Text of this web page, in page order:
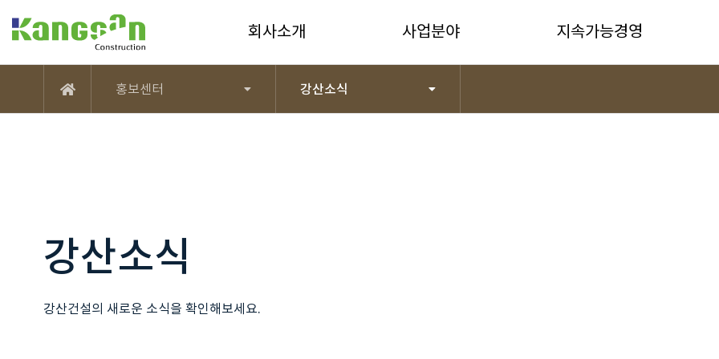
강산건설(주)
회사소개 사업분야 지속가능경영
메인 홍보센터 강산소식
강산소식
강산건설의 새로운 소식을 확인해보세요.